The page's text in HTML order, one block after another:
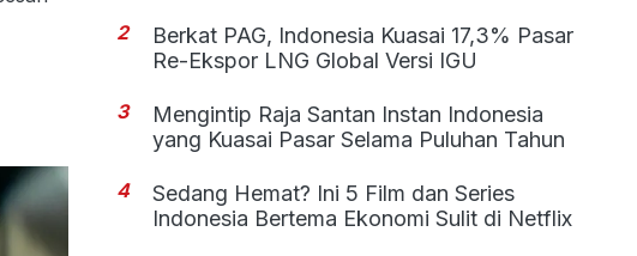
2
Berkat PAG, Indonesia Kuasai 17,3% Pasar
Re-Ekspor LNG Global Versi IGU
3
Mengintip Raja Santan Instan Indonesia
yang Kuasai Pasar Selama Puluhan Tahun
4
Sedang Hemat? Ini 5 Film dan Series
Indonesia Bertema Ekonomi Sulit di Netflix